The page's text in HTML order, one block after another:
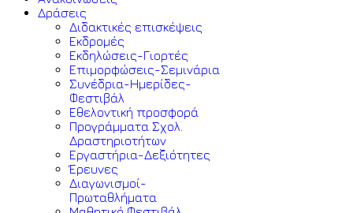
Δράσεις
Διδακτικές επισκέψεις
Εκδρομές
Εκδηλώσεις-Γιορτές
Επιμορφώσεις-Σεμινάρια
Συνέδρια-Ημερίδες-
Φεστιβάλ
Εθελοντική προσφορά
Προγράμματα Σχολ.
Δραστηριοτήτων
Εργαστήρια-Δεξιότητες
Έρευνες
Διαγωνισμοί-
Πρωταθλήματα